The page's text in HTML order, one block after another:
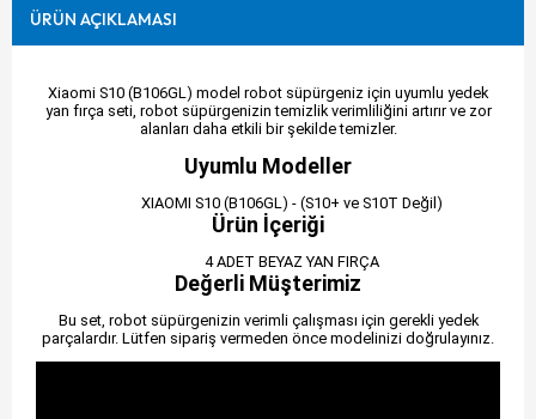
ÜRÜN AÇIKLAMASI
Xiaomi S10 (B106GL) model robot süpürgeniz için uyumlu yedek
yan fırça seti, robot süpürgenizin temizlik verimliliğini artırır ve zor
alanları daha etkili bir şekilde temizler.
Uyumlu Modeller
XIAOMI S10 (B106GL) - (S10+ ve S10T Değil)
Ürün İçeriği
4 ADET BEYAZ YAN FIRÇA
Değerli Müşterimiz
Bu set, robot süpürgenizin verimli çalışması için gerekli yedek
parçalardır. Lütfen sipariş vermeden önce modelinizi doğrulayınız.